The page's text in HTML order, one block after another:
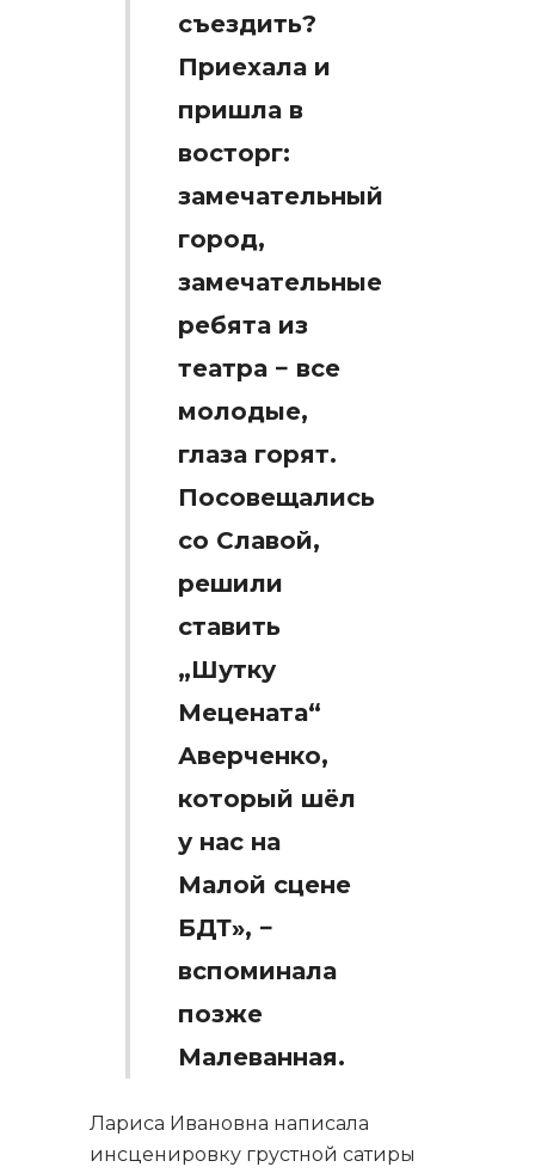
съездить?
Приехала и
пришла в
восторг:
замечательный
город,
замечательные
ребята из
театра − все
молодые,
глаза горят.
Посовещались
со Славой,
решили
ставить
„Шутку
Мецената“
Аверченко,
который шёл
у нас на
Малой сцене
БДТ», −
вспоминала
позже
Малеванная.
Лариса Ивановна написала
инсценировку грустной сатиры